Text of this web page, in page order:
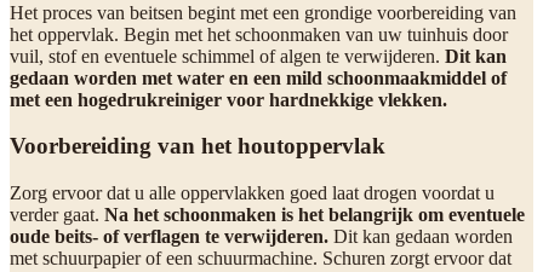
Het proces van beitsen begint met een grondige voorbereiding van
het oppervlak. Begin met het schoonmaken van uw tuinhuis door
vuil, stof en eventuele schimmel of algen te verwijderen. Dit kan
gedaan worden met water en een mild schoonmaakmiddel of
met een hogedrukreiniger voor hardnekkige vlekken.
Voorbereiding van het houtoppervlak
Zorg ervoor dat u alle oppervlakken goed laat drogen voordat u
verder gaat. Na het schoonmaken is het belangrijk om eventuele
oude beits- of verflagen te verwijderen. Dit kan gedaan worden
met schuurpapier of een schuurmachine. Schuren zorgt ervoor dat